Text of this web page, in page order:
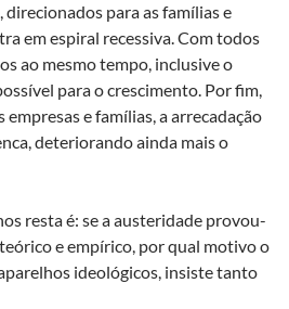
para as famílias e
em espiral recessiva. Com todos
ao mesmo tempo, inclusive o
para o crescimento. Por fim,
empresas e famílias, a arrecadação
deteriorando ainda mais o
resta é: se a austeridade provou-
e empírico, por qual motivo o
ideológicos, insiste tanto